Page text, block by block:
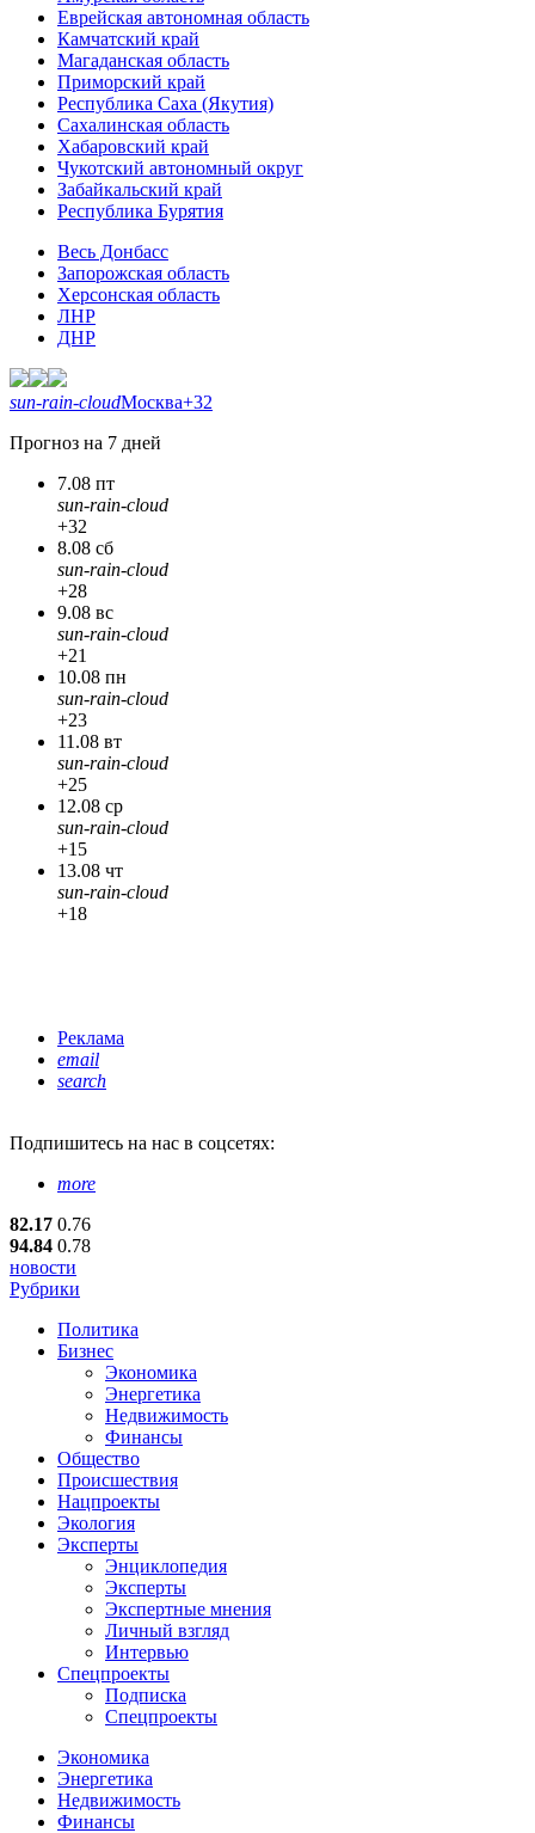
Еврейская автономная область
Камчатский край
Магаданская область
Приморский край
Республика Саха (Якутия)
Сахалинская область
Хабаровский край
Чукотский автономный округ
Забайкальский край
Республика Бурятия
Весь Донбасс
Запорожская область
Херсонская область
ЛНР
ДНР
sun-rain-cloudМосква+32
Прогноз на 7 дней
7.08 пт
sun-rain-cloud
+32
8.08 сб
sun-rain-cloud
+28
9.08 вс
sun-rain-cloud
+21
10.08 пн
sun-rain-cloud
+23
11.08 вт
sun-rain-cloud
+25
12.08 ср
sun-rain-cloud
+15
13.08 чт
sun-rain-cloud
+18
Реклама
email
search
Подпишитесь на нас в соцсетях:
more
82.17 0.76
94.84 0.78
новости
Рубрики
Политика
Бизнес
Экономика
Энергетика
Недвижимость
Финансы
Общество
Происшествия
Нацпроекты
Экология
Эксперты
Энциклопедия
Эксперты
Экспертные мнения
Личный взгляд
Интервью
Спецпроекты
Подписка
Спецпроекты
Экономика
Энергетика
Недвижимость
Финансы